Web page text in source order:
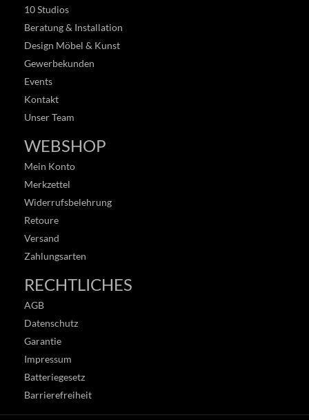
10 Studios
Beratung & Installation
Design Möbel & Kunst
Gewerbekunden
Events
Kontakt
Unser Team
WEBSHOP
Mein Konto
Merkzettel
Widerrufsbelehrung
Retoure
Versand
Zahlungsarten
RECHTLICHES
AGB
Datenschutz
Garantie
Impressum
Batteriegesetz
Barrierefreiheit